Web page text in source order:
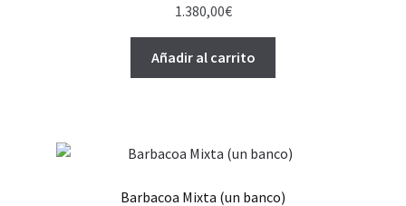
1.380,00€
Añadir al carrito
Barbacoa Mixta (un banco)